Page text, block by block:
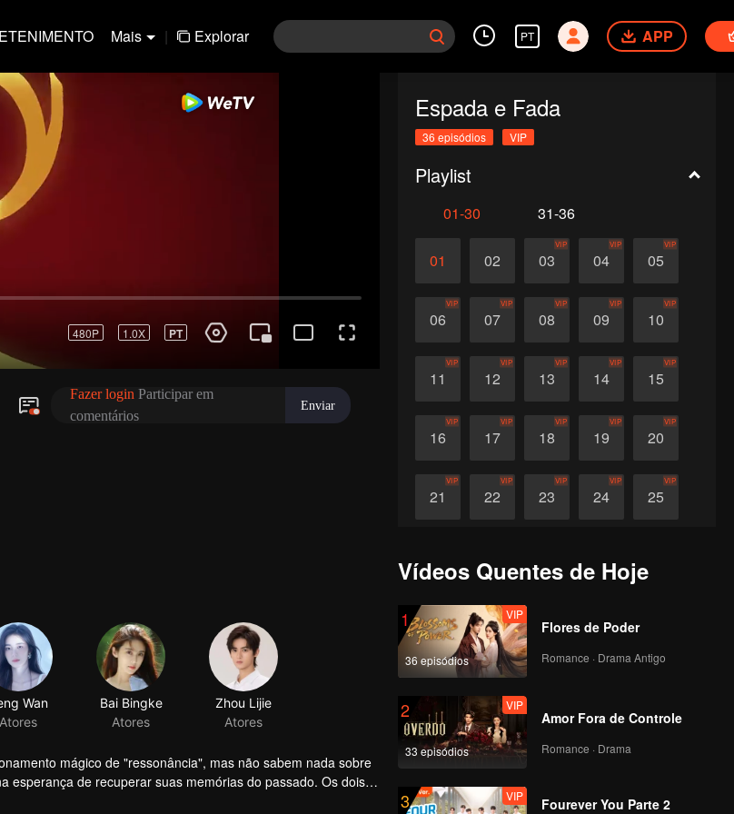
Mais | Explorar PT APP
Espada e Fada
36 episódios VIP
Playlist
01-30 31-36
01 02 03
VIP
04
VIP
05
VIP
06
VIP
07
VIP
08
VIP
09
VIP
10
VIP
11
VIP
12
VIP
13
VIP
14
VIP
15
VIP
16
VIP
17
VIP
18
VIP
19
VIP
20
VIP
21
VIP
22
VIP
23
VIP
24
VIP
25
VIP
Wan
Atores
Bai Bingke
Atores
Zhou Lijie
Atores
mágico de "ressonância", mas não sabem nada sobre
esperança de recuperar suas memórias do passado. Os dois
Sagrada da Iluminação da Alma e o Sacrifício de Sangue
do país, como os gêmeos de Luo Jiabao, Luo Mingming e
Vídeos Quentes de Hoje
1
36 episódios
VIP
Flores de Poder
Romance · Drama Antigo
2
33 episódios
VIP
Amor Fora de Controle
Romance · Drama
3 VIP
Fourever You Parte 2